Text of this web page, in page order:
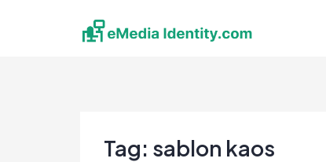
Tag: sablon kaos